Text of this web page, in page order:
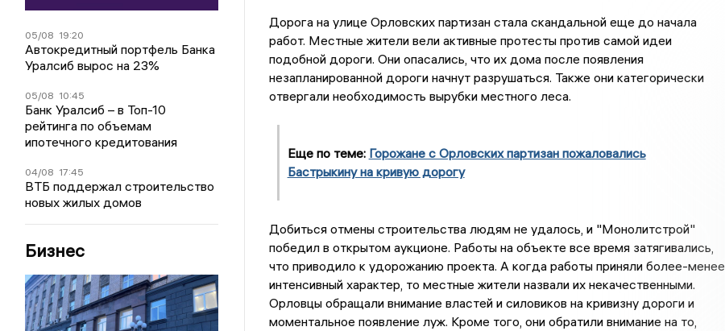
05/08 19:20
Автокредитный портфель Банка
Уралсиб вырос на 23%
05/08 10:45
Банк Уралсиб – в Топ-10
рейтинга по объемам
ипотечного кредитования
04/08 17:45
ВТБ поддержал строительство
новых жилых домов
Бизнес
Дорога на улице Орловских партизан стала скандальной еще до начала
работ. Местные жители вели активные протесты против самой идеи
подобной дороги. Они опасались, что их дома после появления
незапланированной дороги начнут разрушаться. Также они категорически
отвергали необходимость вырубки местного леса.
Еще по теме: Горожане с Орловских партизан пожаловались
Бастрыкину на кривую дорогу
Добиться отмены строительства людям не удалось, и "Монолитстрой"
победил в открытом аукционе. Работы на объекте все время затягивались,
что приводило к удорожанию проекта. А когда работы приняли более-менее
интенсивный характер, то местные жители назвали их некачественными.
Орловцы обращали внимание властей и силовиков на кривизну дороги и
моментальное появление луж. Кроме того, они обратили внимание на то,